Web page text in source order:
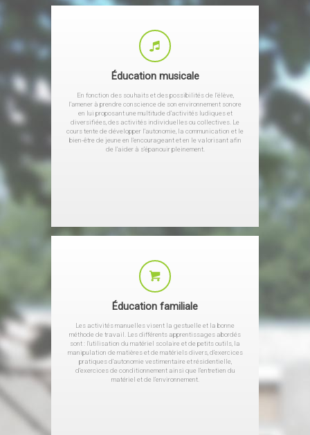
Éducation musicale
En fonction des souhaits et des possibilités de l’élève,
l’amener à prendre conscience de son environnement sonore
en lui proposant une multitude d’activités ludiques et
diversifiées, des activités individuelles ou collectives. Le
cours tente de développer l’autonomie, la communication et le
bien-être de jeune en l’encourageant et en le valorisant afin
de l’aider à s’épanouir pleinement.
Éducation familiale
Les activités manuelles visent la gestuelle et la bonne
méthode de travail. Les différents apprentissages abordés
sont : l’utilisation du matériel scolaire et de petits outils, la
manipulation de matières et de matériels divers, d’exercices
pratiques d’autonomie vestimentaire et résidentielle,
d’exercices de conditionnement ainsi que l’entretien du
matériel et de l’environnement.